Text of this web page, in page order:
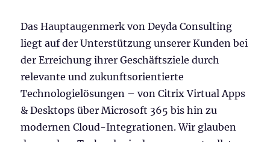
Das Hauptaugenmerk von Deyda Consulting
liegt auf der Unterstützung unserer Kunden bei
der Erreichung ihrer Geschäftsziele durch
relevante und zukunftsorientierte
Technologielösungen – von Citrix Virtual Apps
& Desktops über Microsoft 365 bis hin zu
modernen Cloud-Integrationen. Wir glauben